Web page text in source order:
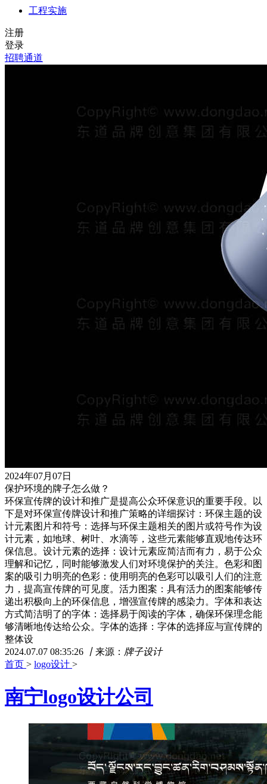
工程实施
注册
登录
招聘通道
2024年07月07日
保护环境的牌子怎么做？
环保宣传牌的设计和推广是提高公众环保意识的重要手段。以
下是对环保宣传牌设计和推广策略的详细探讨：环保主题的设
计元素图片和符号：选择与环保主题相关的图片或符号作为设
计元素，如地球、树叶、水滴等，这些元素能够直观地传达环
保信息。设计元素的选择：设计元素应简洁而有力，易于公众
理解和记忆，同时能够激发人们对环境保护的关注。色彩和图
案的吸引力明亮的色彩：使用明亮的色彩可以吸引人们的注意
力，提高宣传牌的可见度。活力图案：具有活力的图案能够传
递出积极向上的环保信息，增强宣传牌的感染力。字体和表达
方式简洁明了的字体：选择易于阅读的字体，确保环保理念能
够清晰地传达给公众。字体的选择：字体的选择应与宣传牌的
整体设
2024.07.07 08:35:26
丨 来源： 牌子设计
首页 > logo设计 >
南宁logo设计公司